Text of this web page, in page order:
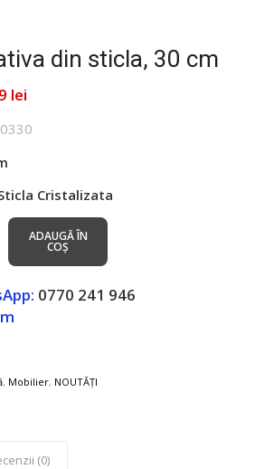
din sticla, 30 cm
leiPrețul
este:
Cristalizata
ADAUGĂ ÎN
COȘ
0770 241 946
, Mobilier, NOUTĂȚI
(0)